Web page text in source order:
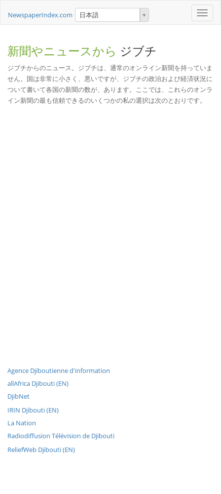
Toggle
NewspaperIndex.com 日本語
新聞やニュースから ジブチ
ジブチからのニュース。ジブチは、通常のオンライン新聞を持っていま
せん。国は非常に小さく、悪いですが、ジブチの政治および経済状況に
ついて書いて各国の新聞の数が、あります。ここでは、これらのオンラ
イン新聞の最も信頼できるのいくつかの私の選択は次のとおりです。
Agence Djiboutienne d'information
allAfrica Djibouti (EN)
DjibNet
IRIN Djibouti (EN)
La Nation
Radiodiffusion Télévision de Djibouti
ReliefWeb Djibouti (EN)